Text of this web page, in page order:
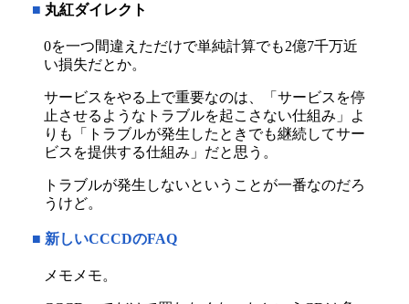
■ 丸紅ダイレクト
0を一つ間違えただけで単純計算でも2億7千万近
い損失だとか。
サービスをやる上で重要なのは、「サービスを停
止させるようなトラブルを起こさない仕組み」よ
りも「トラブルが発生したときでも継続してサー
ビスを提供する仕組み」だと思う。
トラブルが発生しないということが一番なのだろ
うけど。
■ 新しいCCCDのFAQ
メモメモ。